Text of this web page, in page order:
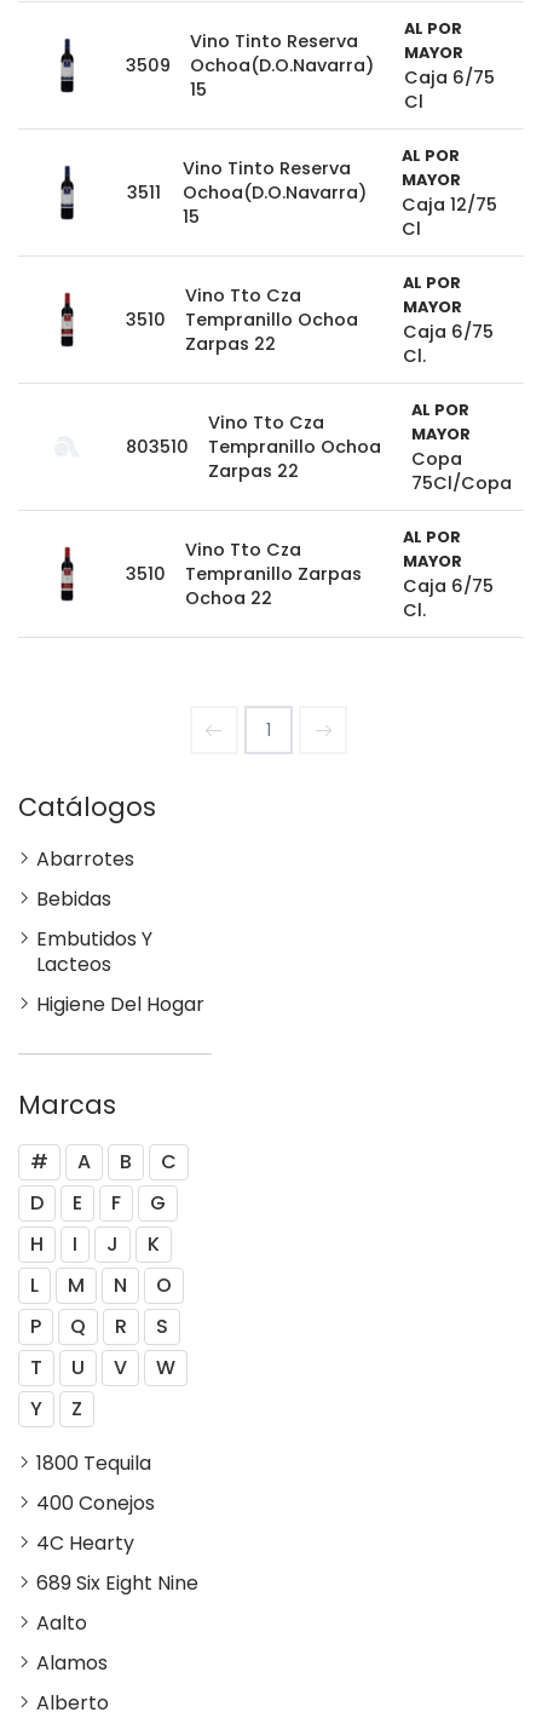
3509
Vino Tinto Reserva
Ochoa(D.O.Navarra)
15
AL POR
MAYOR
Caja 6/75
Cl
3511
Vino Tinto Reserva
Ochoa(D.O.Navarra)
15
AL POR
MAYOR
Caja 12/75
Cl
3510
Vino Tto Cza
Tempranillo Ochoa
Zarpas 22
AL POR
MAYOR
Caja 6/75
Cl.
803510
Vino Tto Cza
Tempranillo Ochoa
Zarpas 22
AL POR
MAYOR
Copa
75Cl/Copa
3510
Vino Tto Cza
Tempranillo Zarpas
Ochoa 22
AL POR
MAYOR
Caja 6/75
Cl.
1
Catálogos
Abarrotes
Bebidas
Embutidos Y
Lacteos
Higiene Del Hogar
Marcas
# A B
C
D
E F
G
H
I J
K
L
M N
O
P
Q R
S
T
U V
W
Y
Z
1800 Tequila
400 Conejos
4C Hearty
689 Six Eight Nine
Aalto
Alamos
Alberto